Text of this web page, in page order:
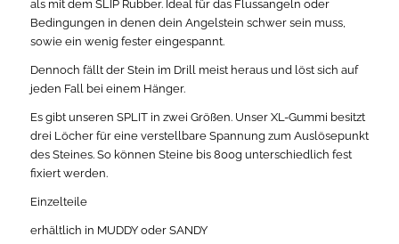
als mit dem SLIP Rubber. Ideal für das Flussangeln oder
Bedingungen in denen dein Angelstein schwer sein muss,
sowie ein wenig fester eingespannt.
Dennoch fällt der Stein im Drill meist heraus und löst sich auf
jeden Fall bei einem Hänger.
Es gibt unseren SPLIT in zwei Größen. Unser XL-Gummi besitzt
drei Löcher für eine verstellbare Spannung zum Auslösepunkt
des Steines. So können Steine bis 800g unterschiedlich fest
fixiert werden.
Einzelteile
erhältlich in MUDDY oder SANDY